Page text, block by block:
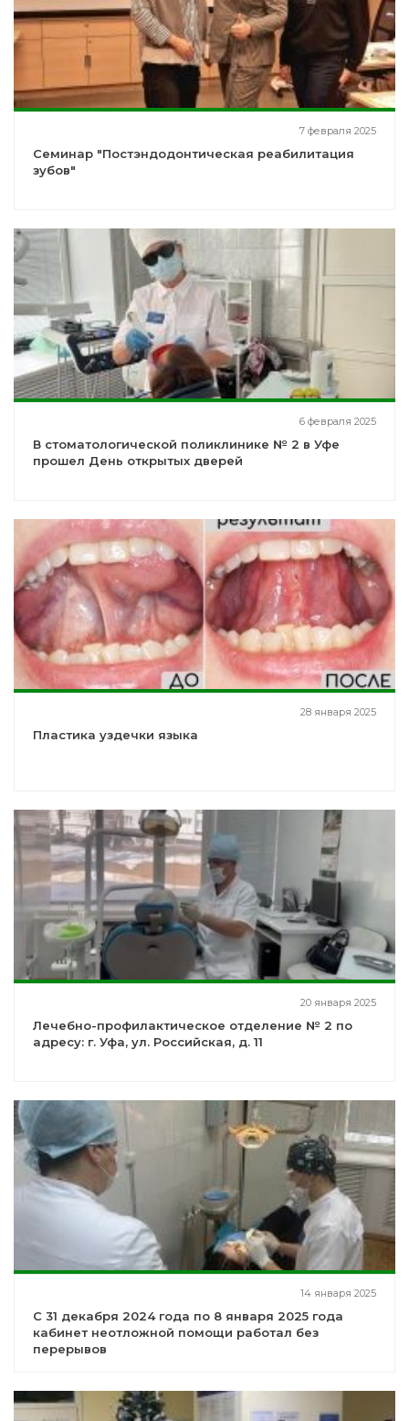
7 февраля 2025
Семинар "Постэндодонтическая реабилитация
зубов"
6 февраля 2025
В стоматологической поликлинике № 2 в Уфе
прошел День открытых дверей
28 января 2025
Пластика уздечки языка
20 января 2025
Лечебно-профилактическое отделение № 2 по
адресу: г. Уфа, ул. Российская, д. 11
14 января 2025
С 31 декабря 2024 года по 8 января 2025 года
кабинет неотложной помощи работал без
перерывов